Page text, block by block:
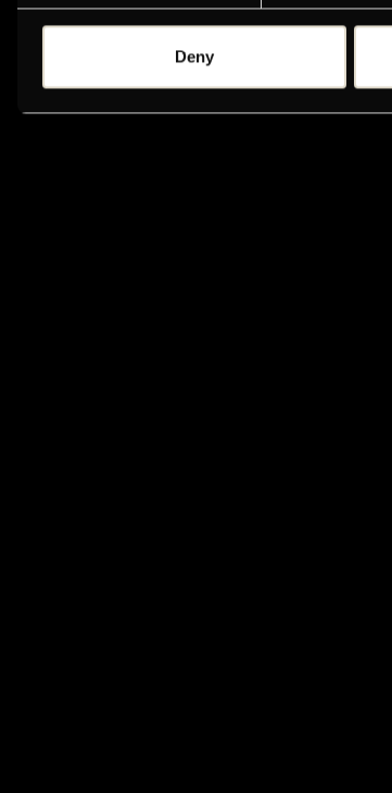
Deny